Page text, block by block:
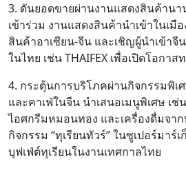
3. ดันยอดขายผ่านงานแสดงสินค้านา
เข้าร่วม งานแสดงสินค้านำเข้าในเมื
สินค้าอาเซียน-จีน และเชิญผู้นำเข้าจี
ในไทย เช่น THAIFEX เพื่อเปิดโอกาส
4. กระตุ้นการบริโภคผ่านกิจกรรมพิเ
และคาเฟ่ในจีน นำเสนอเมนูพิเศษ เช่
ไอศกรีมหมอนทอง และเครื่องดื่มจาก
กิจกรรม “ทุเรียนทัวร์” ในซูเปอร์มาร์
บุฟเฟ่ต์ทุเรียนในงานเทศกาลไทย